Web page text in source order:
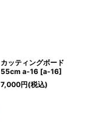
カッティングボード
55cm a-16 [a-16]
7,000円(税込)